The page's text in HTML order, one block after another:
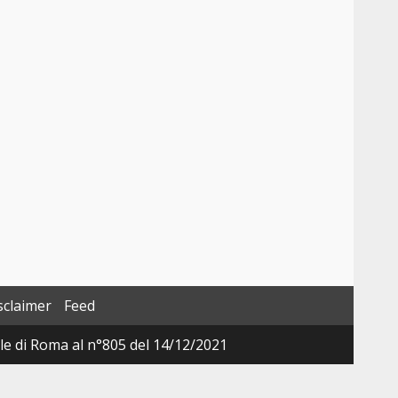
Feed
Roma al n°805 del 14/12/2021